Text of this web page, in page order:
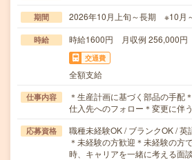
期間 2026年10月上旬～長期 ※10月
時給 時給1600円 月収例 256,000円
交通費
全額支給
仕事内容
＊生産計画に基づく部品の手配
仕入先へのフォロー＊変更に伴
応募資格
職種未経験OK / ブランクOK / 英
＊未経験の方歓迎＊未経験の方
時、キャリアを一緒に考える面